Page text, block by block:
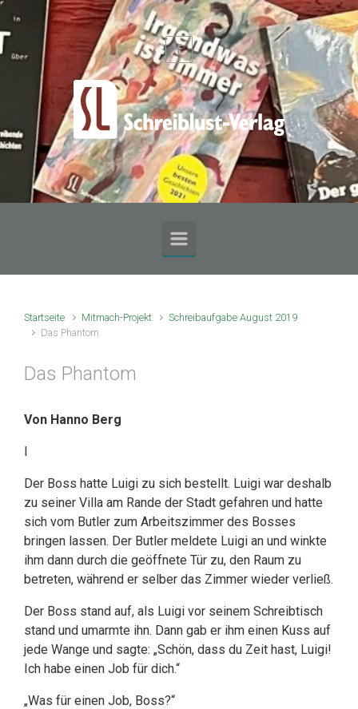
Zum Hauptinhalt springen
Startseite Mitmach-Projekt
Schreibaufgabe August 2019
Das Phantom
Das Phantom
Von Hanno Berg
I
Der Boss hatte Luigi zu sich bestellt. Luigi war deshalb
zu seiner Villa am Rande der Stadt gefahren und hatte
sich vom Butler zum Arbeitszimmer des Bosses
bringen lassen. Der Butler meldete Luigi an und winkte
ihm dann durch die geöffnete Tür zu, den Raum zu
betreten, während er selber das Zimmer wieder verließ.
Der Boss stand auf, als Luigi vor seinem Schreibtisch
stand und umarmte ihn. Dann gab er ihm einen Kuss auf
jede Wange und sagte: „Schön, dass du Zeit hast, Luigi!
Ich habe einen Job für dich.“
„Was für einen Job, Boss?“